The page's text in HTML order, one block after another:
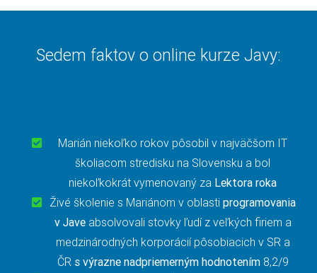
Sedem faktov o online kurze Javy:
Marián niekoľko rokov pôsobil v najväčšom IT
školiacom stredisku na Slovensku a bol
niekoľkokrát vymenovaný za Lektora roka
Živé školenie s Mariánom v oblasti programovania
v Javeabsolvovali stovky ľudí z veľkých firiem a
medzinárodných korporácií pôsobiacich v SR a
ČR s výrazne nadpriemerným hodnotením8,2/9